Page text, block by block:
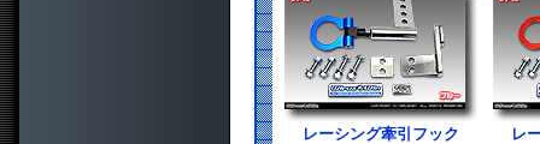
レーシング牽引フック
レ